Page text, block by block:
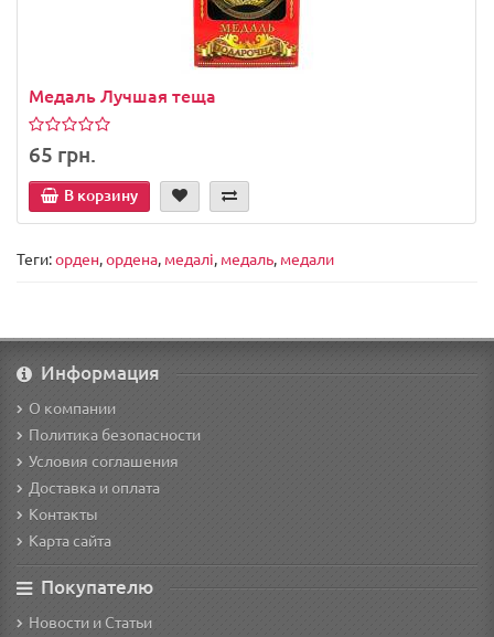
Медаль Лучшая теща
65 грн.
В корзину
Теги:орден,ордена, медалі, медаль, медали
Информация
О компании
Политика безопасности
Условия соглашения
Доставка и оплата
Контакты
Карта сайта
Покупателю
Новости и Статьи